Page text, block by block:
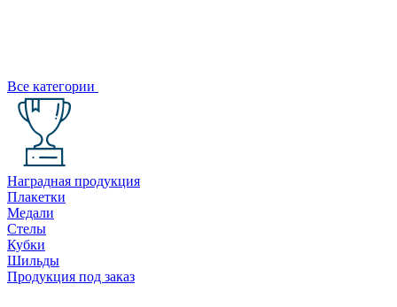
Все категории
Наградная продукция
Плакетки
Медали
Стелы
Кубки
Шильды
Продукция под заказ